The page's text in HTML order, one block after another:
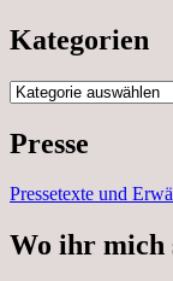
Kategorien
Kategorien
Presse
Pressetexte und
Wo ihr mich